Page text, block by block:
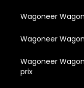
Wagoneer
Wagoneer
Wagoneer
prix